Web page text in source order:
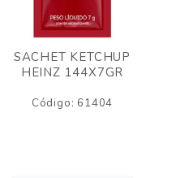
SACHET KETCHUP
HEINZ 144X7GR
Código: 61404